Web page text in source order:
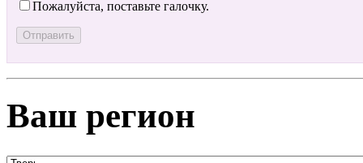
Пожалуйста, поставьте галочку.
Ваш регион